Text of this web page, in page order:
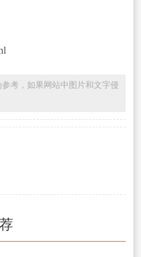
考，如果网站中图片和文字侵